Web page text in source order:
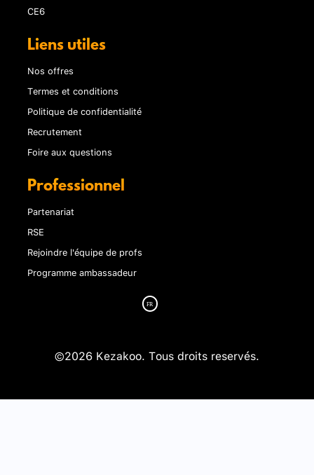
CE6
Liens utiles
Nos offres
Termes et conditions
Politique de confidentialité
Recrutement
Foire aux questions
Professionnel
Partenariat
RSE
Rejoindre l'équipe de profs
Programme ambassadeur
©2026 Kezakoo. Tous droits reservés.